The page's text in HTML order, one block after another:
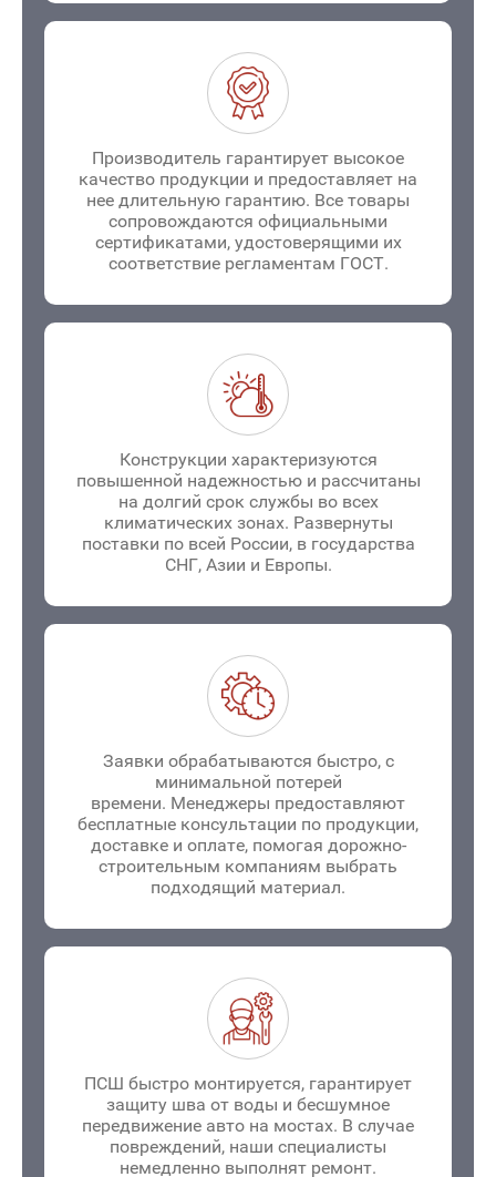
Производитель гарантирует высокое
качество продукции и предоставляет на
нее длительную гарантию. Все товары
сопровождаются официальными
сертификатами, удостоверящими их
соответствие регламентам ГОСТ.
Конструкции характеризуются
повышенной надежностью и рассчитаны
на долгий срок службы во всех
климатических зонах. Развернуты
поставки по всей России, в государства
СНГ, Азии и Европы.
Заявки обрабатываются быстро, с
минимальной потерей
времени. Менеджеры предоставляют
бесплатные консультации по продукции,
доставке и оплате, помогая дорожно-
строительным компаниям выбрать
подходящий материал.
ПСШ быстро монтируется, гарантирует
защиту шва от воды и бесшумное
передвижение авто на мостах. В случае
повреждений, наши специалисты
немедленно выполнят ремонт.